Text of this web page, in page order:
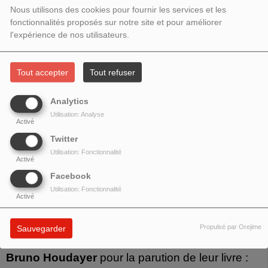
Nous utilisons des cookies pour fournir les services et les
fonctionnalités proposés sur notre site et pour améliorer
l'expérience de nos utilisateurs.
Tout accepter Tout refuser
Analytics
Activé
Utilisation: Analyse
Twitter
Activé
Utilisation: Fonctionnalité
Facebook
Activé
Utilisation: Fonctionnalité
Sauvegarder Propulsé par Orejime
DOMINIQUE BLEULER
Rencontre avec
Bruno Houdayer pour la parution de leur livre :